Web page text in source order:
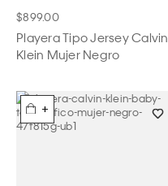
$899.00
Playera Tipo Jersey Calvin
Klein Mujer Negro
+